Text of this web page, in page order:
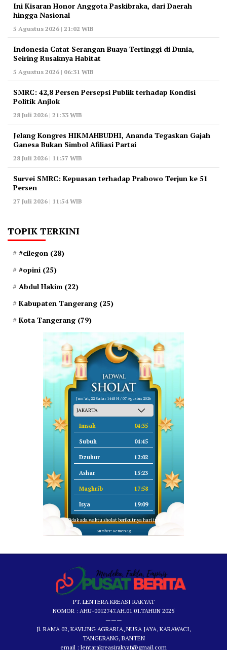
Ini Kisaran Honor Anggota Paskibraka, dari Daerah
hingga Nasional
5 Agustus 2026 | 21:02 WIB
Indonesia Catat Serangan Buaya Tertinggi di Dunia,
Seiring Rusaknya Habitat
5 Agustus 2026 | 06:31 WIB
‎SMRC: 42,8 Persen Persepsi Publik terhadap Kondisi
Politik Anjlok
28 Juli 2026 | 21:33 WIB
‎Jelang Kongres HIKMAHBUDHI, Ananda Tegaskan Gajah
Ganesa Bukan Simbol Afiliasi Partai
28 Juli 2026 | 11:57 WIB
‎Survei SMRC: Kepuasan terhadap Prabowo Terjun ke 51
Persen
27 Juli 2026 | 11:54 WIB
TOPIK TERKINI
#cilegon (28)
#opini (25)
Abdul Hakim (22)
Kabupaten Tangerang (25)
Kota Tangerang (79)
Jum'at, 22 Safar 1448 H / 07 Agustus 2026
Imsak 04:35
Subuh 04:45
Dzuhur 12:02
Ashar 15:23
Maghrib 17:58
Isya 19:09
Tidak ada waktu sholat berikutnya hari ini.
Sumber: Kemenag
PT. LENTERA KREASI RAKYAT
NOMOR : AHU-0012747.AH.01.01.TAHUN 2025
———
Jl. RAMA 02, KAVLING AGRARIA, NUSA JAYA, KARAWACI,
TANGERANG, BANTEN
email : lentarakreasirakyat@gmail.com